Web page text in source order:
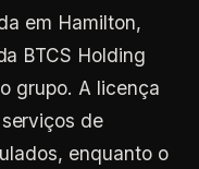
em Hamilton,
BTCS Holding
grupo. A licença
de
enquanto o